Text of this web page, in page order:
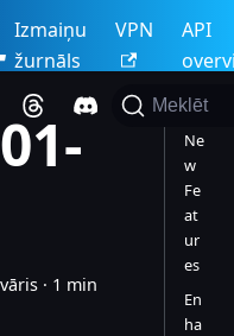
Izmaiņu
žurnāls
VPN
API
Meklēt
· 1 min
Ne
w
Fe
at
ur
es
En
ha